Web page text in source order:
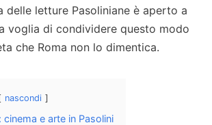
delle letture Pasoliniane è aperto a
voglia di condividere questo modo
che Roma non lo dimentica.
nascondi
cinema e arte in Pasolini